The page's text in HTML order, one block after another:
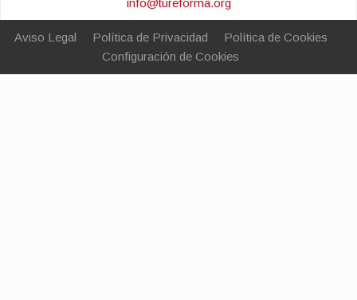
Aviso Legal Política de Privacidad
Política de Cookies
Configuración de Cookies